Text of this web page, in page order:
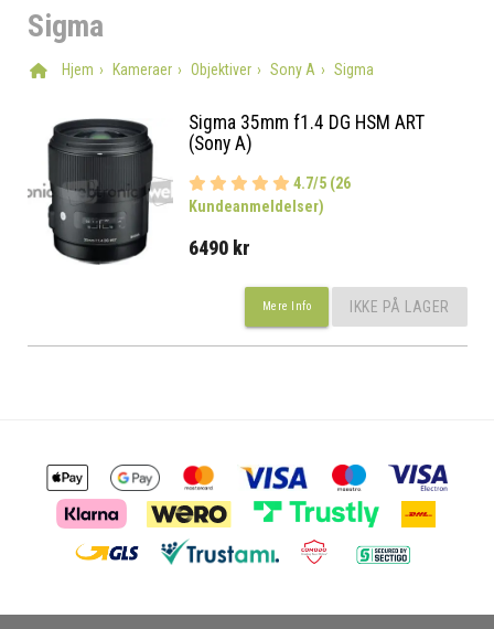
Sigma
Hjem Kameraer Objektiver Sony A Sigma
Sigma 35mm f1.4 DG HSM ART
(Sony A)
4.7/5 (26
Kundeanmeldelser)
6490 kr
Mere Info IKKE PÅ LAGER